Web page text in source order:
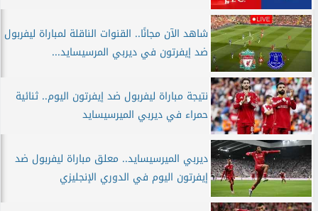
شاهد الآن مجانًا.. القنوات الناقلة لمباراة ليفربول
ضد إيفرتون في ديربي المرسيسايد...
نتيجة مباراة ليفربول ضد إيفرتون اليوم.. ثنائية
حمراء في ديربي الميرسيسايد
ديربي الميرسيسايد.. معلق مباراة ليفربول ضد
إيفرتون اليوم في الدوري الإنجليزي